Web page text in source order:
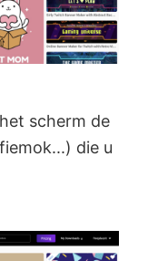
scherm de
die u